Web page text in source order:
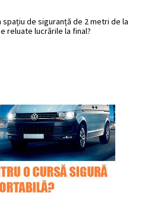
de siguranță de 2 metri de la
reluate lucrările la final?